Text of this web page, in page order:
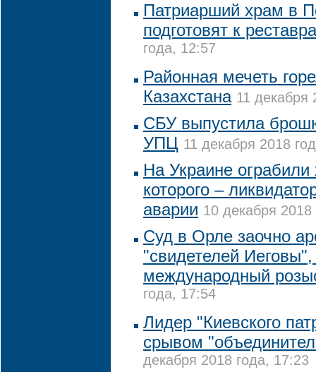
Патриарший храм в
подготовят к
года, 12:57
Районная мечеть
Казахстана 11 декабря
СБУ выпустила
УПЦ 11 декабря 2018
На Украине
которого –
аварии 10 декабря 2018
Суд в Орле заочно
"свидетелей
международный
года, 17:54
Лидер "Киевского
срывом
декабря 2018 года, 17:23